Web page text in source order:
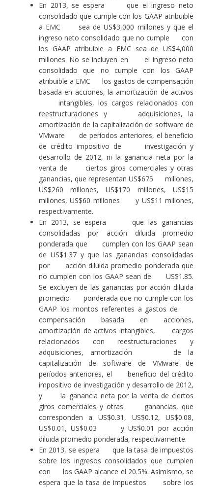
En 2013, se espera que el ingreso neto
consolidado que cumple con los GAAP atribuible
a EMC sea de US$3,000 millones y que el
ingreso neto consolidado que no cumple con
los GAAP atribuible a EMC sea de US$4,000
millones. No se incluyen en el ingreso neto
consolidado que no cumple con los GAAP
atribuible a EMC los gastos de compensación
basada en acciones, la amortización de activos
intangibles, los cargos relacionados con
reestructuraciones y adquisiciones, la
amortización de la capitalización de software de
VMware de períodos anteriores, el beneficio
de crédito impositivo de investigación y
desarrollo de 2012, ni la ganancia neta por la
venta de ciertos giros comerciales y otras
ganancias, que representan US$675 millones,
US$260 millones, US$170 millones, US$15
millones, US$60 millones y US$11 millones,
respectivamente.
En 2013, se espera que las ganancias
consolidadas por acción diluida promedio
ponderada que cumplen con los GAAP sean
de US$1.37 y que las ganancias consolidadas
por acción diluida promedio ponderada que
no cumplen con los GAAP sean de US$1.85.
Se excluyen de las ganancias por acción diluida
promedio ponderada que no cumple con los
GAAP los montos referentes a gastos de
compensación basada en acciones,
amortización de activos intangibles, cargos
relacionados con reestructuraciones y
adquisiciones, amortización de la
capitalización de software de VMware de
períodos anteriores, el beneficio del crédito
impositivo de investigación y desarrollo de 2012,
y la ganancia neta por la venta de ciertos
giros comerciales y otras ganancias, que
corresponden a US$0.31, US$0.12, US$0.08,
US$0.01, US$0.03 y US$0.01 por acción
diluida promedio ponderada, respectivamente.
En 2013, se espera que la tasa de impuestos
sobre los ingresos consolidados que cumplen
con los GAAP alcance el 20.5%. Asimismo, se
espera que la tasa de impuestos sobre los